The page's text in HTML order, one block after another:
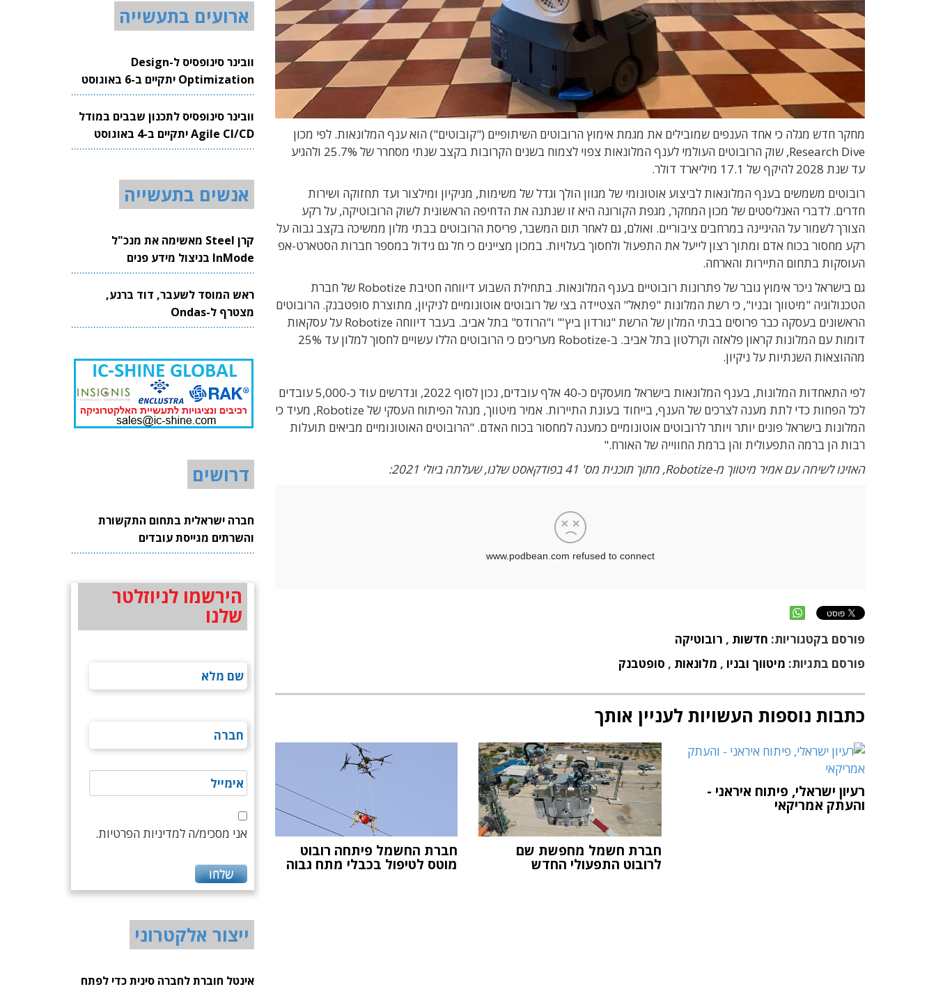
מחקר חדש מגלה כי אחד הענפים שמובילים את מגמת אימוץ הרובוטים השיתופיים ("קובוטים") הוא ענף המלונאות. לפי מכון
Research Dive, שוק הרובוטים העולמי לענף המלונאות צפוי לצמוח בשנים הקרובות בקצב שנתי מסחרר של 25.7% ולהגיע
עד שנת 2028 להיקף של 17.1 מיליארד דולר.
רובוטים משמשים בענף המלונאות לביצוע אוטונומי של מגוון הולך וגדל של משימות, מניקיון ומילצור ועד תחזוקה ושירות
חדרים. לדברי האנליסטים של מכון המחקר, מגפת הקורונה היא זו שנתנה את הדחיפה הראשונית לשוק הרובוטיקה, על רקע
הצורך לשמור על ההיגיינה במרחבים ציבוריים. ואולם, גם לאחר תום המשבר, פריסת הרובוטים בבתי מלון ממשיכה בקצב גבוה על
רקע מחסור בכוח אדם ומתוך רצון לייעל את התפעול ולחסוך בעלויות. במכון מציינים כי חל גם גידול במספר חברות הסטארט-אפ
העוסקות בתחום התיירות והארחה.
גם בישראל ניכר אימוץ גובר של פתרונות רובוטיים בענף המלונאות. בתחילת השבוע דיווחה חטיבת Robotize של חברת
הטכנולוגיה "מיטווך ובניו", כי רשת המלונות "פתאל" הצטיידה בצי של רובוטים אוטונומיים לניקיון, מתוצרת סופטבנק. הרובוטים
הראשונים בעסקה כבר פרוסים בבתי המלון של הרשת "גורדון ביץ'" ו"הרודס" בתל אביב. בעבר דיווחה Robotize על עסקאות
דומות עם המלונות קראון פלאזה וקרלטון בתל אביב. ב-Robotize מעריכים כי הרובוטים הללו
עשויים לחסוך למלון עד 25%
מההוצאות השנתיות על ניקיון.
לפי התאחדות המלונות, בענף המלונאות בישראל מועסקים כ-40 אלף עובדים, נכון לסוף 2022, ונדרשים עוד כ-5,000 עובדים
לכל הפחות כדי לתת מענה לצרכים של הענף, בייחוד בעונת התיירות.
אמיר מיטווך, מנהל הפיתוח העסקי של Robotize, מעיד כי
המלונות בישראל פונים יותר ויותר לרובוטים אוטונומיים כמענה למחסור בכוח האדם. "הרובוטים האוטונומיים מביאים תועלות
רבות הן ברמה התפעולית והן ברמת החווייה של האורח."
האזינו לשיחה עם אמיר מיטווך מ-Robotize, מתוך תוכנית מס' 41 בפודקאסט שלנו, שעלתה ביולי 2021:
פורסם בקטגוריות: חדשות , רובוטיקה
פורסם בתגיות: מיטווך ובניו , מלונאות , סופטבנק
כתבות נוספות העשויות לעניין אותך
רעיון ישראלי, פיתוח איראני -
והעתק אמריקאי
חברת חשמל מחפשת שם
לרובוט התפעולי החדש
חברת החשמל פיתחה רובוט
מוטס לטיפול בכבלי מתח גבוה
ארועים בתעשייה
וובינר סינופסיס ל-Design
Optimization יתקיים ב-6 באוגוסט
2026
וובינר סינופסיס לתכנון שבבים במודל
Agile CI/CD יתקיים ב-4 באוגוסט
2026
אנשים בתעשייה
קרן Steel מאשימה את מנכ"ל
InMode בניצול מידע פנים
ראש המוסד לשעבר, דוד ברנע,
מצטרף ל-Ondas
דרושים
חברה ישראלית בתחום התקשורת
והשרתים מגייסת עובדים
הירשמו לניוזלטר
שלנו
אני מסכימ/ה למדיניות הפרטיות.
ייצור אלקטרוני
אינטל חוברת לחברה סינית כדי לפתח